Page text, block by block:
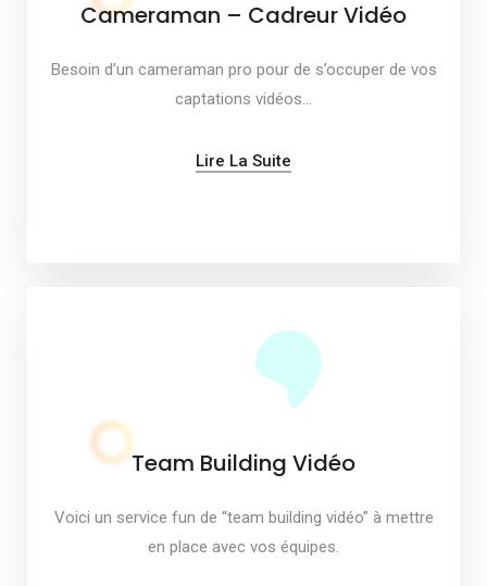
Cameraman – Cadreur Vidéo
Besoin d’un cameraman pro pour de s’occuper de vos
captations vidéos…
Lire La Suite
Team Building Vidéo
Voici un service fun de “team building vidéo” à mettre
en place avec vos équipes.